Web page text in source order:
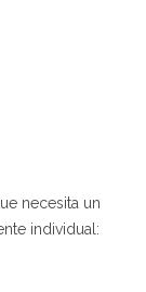
necesita un
individual: